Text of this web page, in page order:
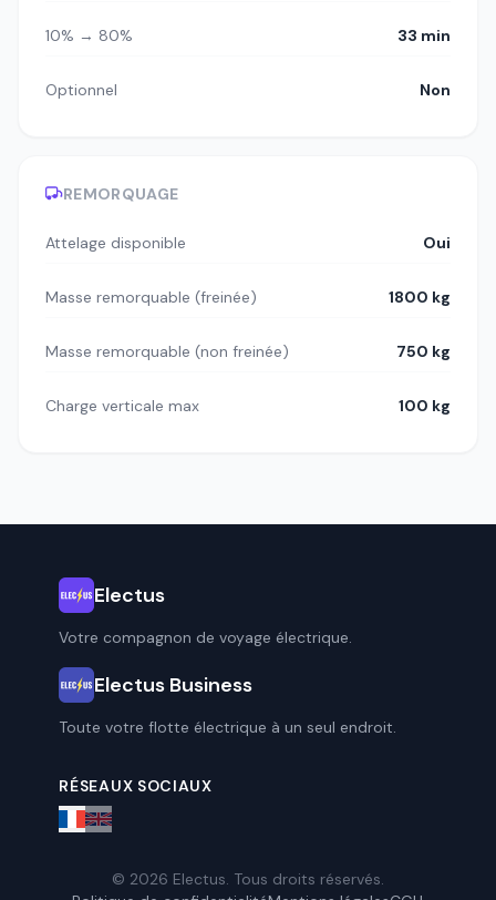
10% → 80% 33 min
Optionnel Non
REMORQUAGE
Attelage disponible Oui
Masse remorquable (freinée) 1800 kg
Masse remorquable (non freinée) 750 kg
Charge verticale max 100 kg
Electus
Votre compagnon de voyage électrique.
Electus Business
Toute votre flotte électrique à un seul endroit.
RÉSEAUX SOCIAUX
© 2026 Electus. Tous droits réservés.